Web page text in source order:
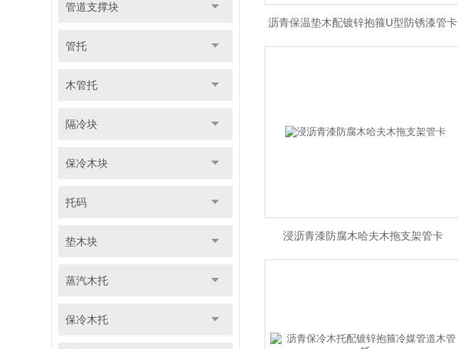
管道支撑块
管托
木管托
隔冷块
保冷木块
托码
垫木块
蒸汽木托
保冷木托
沥青保温垫木配镀锌抱箍U型防锈漆管卡
浸沥青漆防腐木哈夫木拖支架管卡